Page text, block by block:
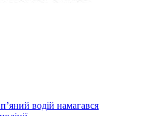
водій намагався